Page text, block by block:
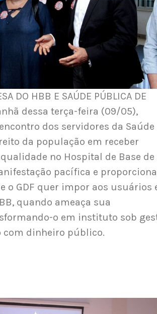
DO HBB E SAÚDE PÚBLICA DE
dessa terça-feira (09/05),
dos servidores da Saúde
da população em receber
no Hospital de Base de
pacífica e
o GDF quer impor aos usuários
quando ameaça sua
o em instituto sob
dinheiro público.